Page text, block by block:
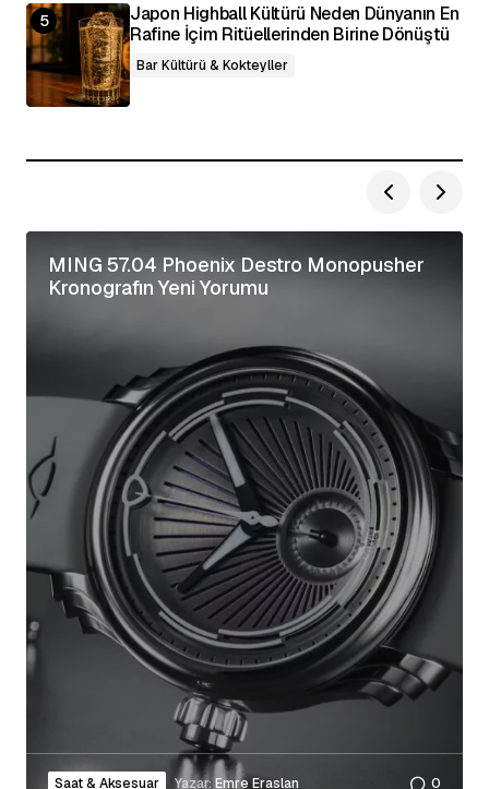
Japon Highball Kültürü Neden Dünyanın En
Rafine İçim Ritüellerinden Birine Dönüştü
Bar Kültürü & Kokteyller
MING 57.04 Phoenix Destro Monopusher
Kronografın Yeni Yorumu
Saat & Aksesuar Yazar: Emre Eraslan 0